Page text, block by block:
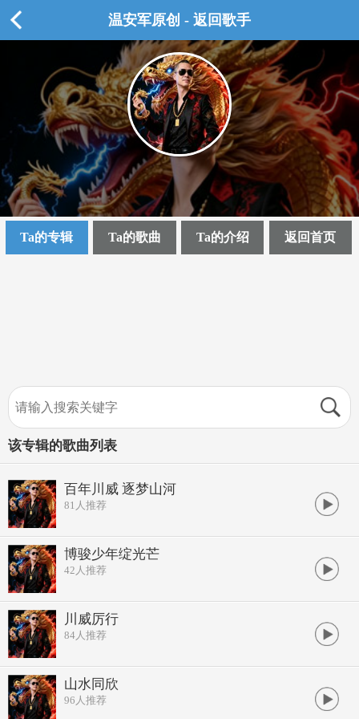
温安军原创 - 返回歌手
Ta的专辑 Ta的歌曲 Ta的介绍 返回首页
该专辑的歌曲列表
百年川威 逐梦山河
81 人推荐
博骏少年绽光芒
42 人推荐
川威厉行
84人推荐
山水同欣
96 人推荐